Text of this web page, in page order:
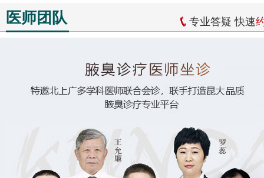
医师团队 专业答疑 快速